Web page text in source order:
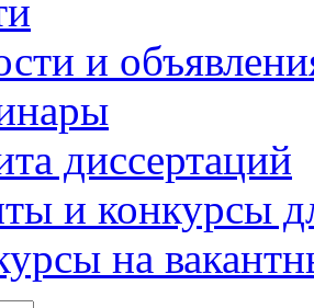
и
диссертаций
и конкурсы
на